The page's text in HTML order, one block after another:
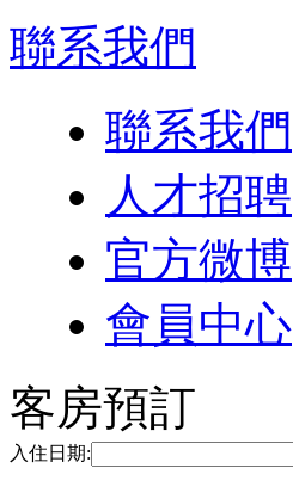
聯系我們
聯系我們
人才招聘
官方微博
會員中心
客房預訂
入住日期: